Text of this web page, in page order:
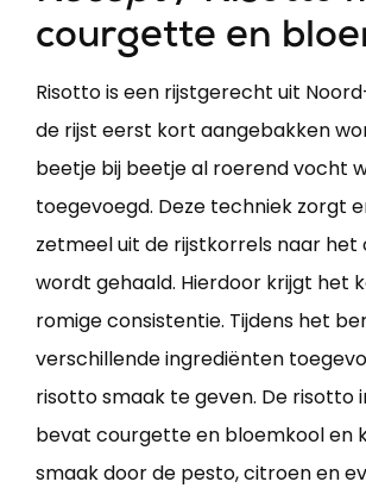
courgette en
Risotto is een rijstgerecht uit
de rijst eerst kort aangebakken
beetje bij beetje al roerend vocht
toegevoegd. Deze techniek zorgt
zetmeel uit de rijstkorrels naar
wordt gehaald. Hierdoor krijgt het
romige consistentie. Tijdens het
verschillende ingrediënten
risotto smaak te geven. De risotto
bevat courgette en bloemkool en
smaak door de pesto, citroen en